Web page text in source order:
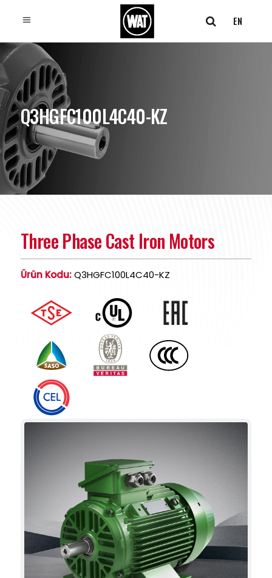
EN
Q3HGFC100L4C40-KZ
Three Phase Cast Iron Motors
Ürün Kodu:Q3HGFC100L4C40-KZ